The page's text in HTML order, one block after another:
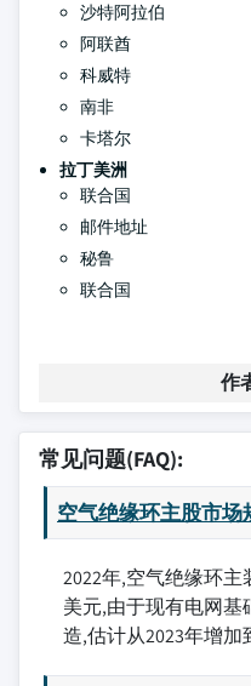
沙特阿拉伯
阿联酋
科威特
南非
卡塔尔
拉丁美洲
联合国
邮件地址
秘鲁
联合国
作
常见问题(FAQ):
空气绝缘环主股市场
2022年,空气绝缘环
美元,由于现有电网
造,估计从2023年增加